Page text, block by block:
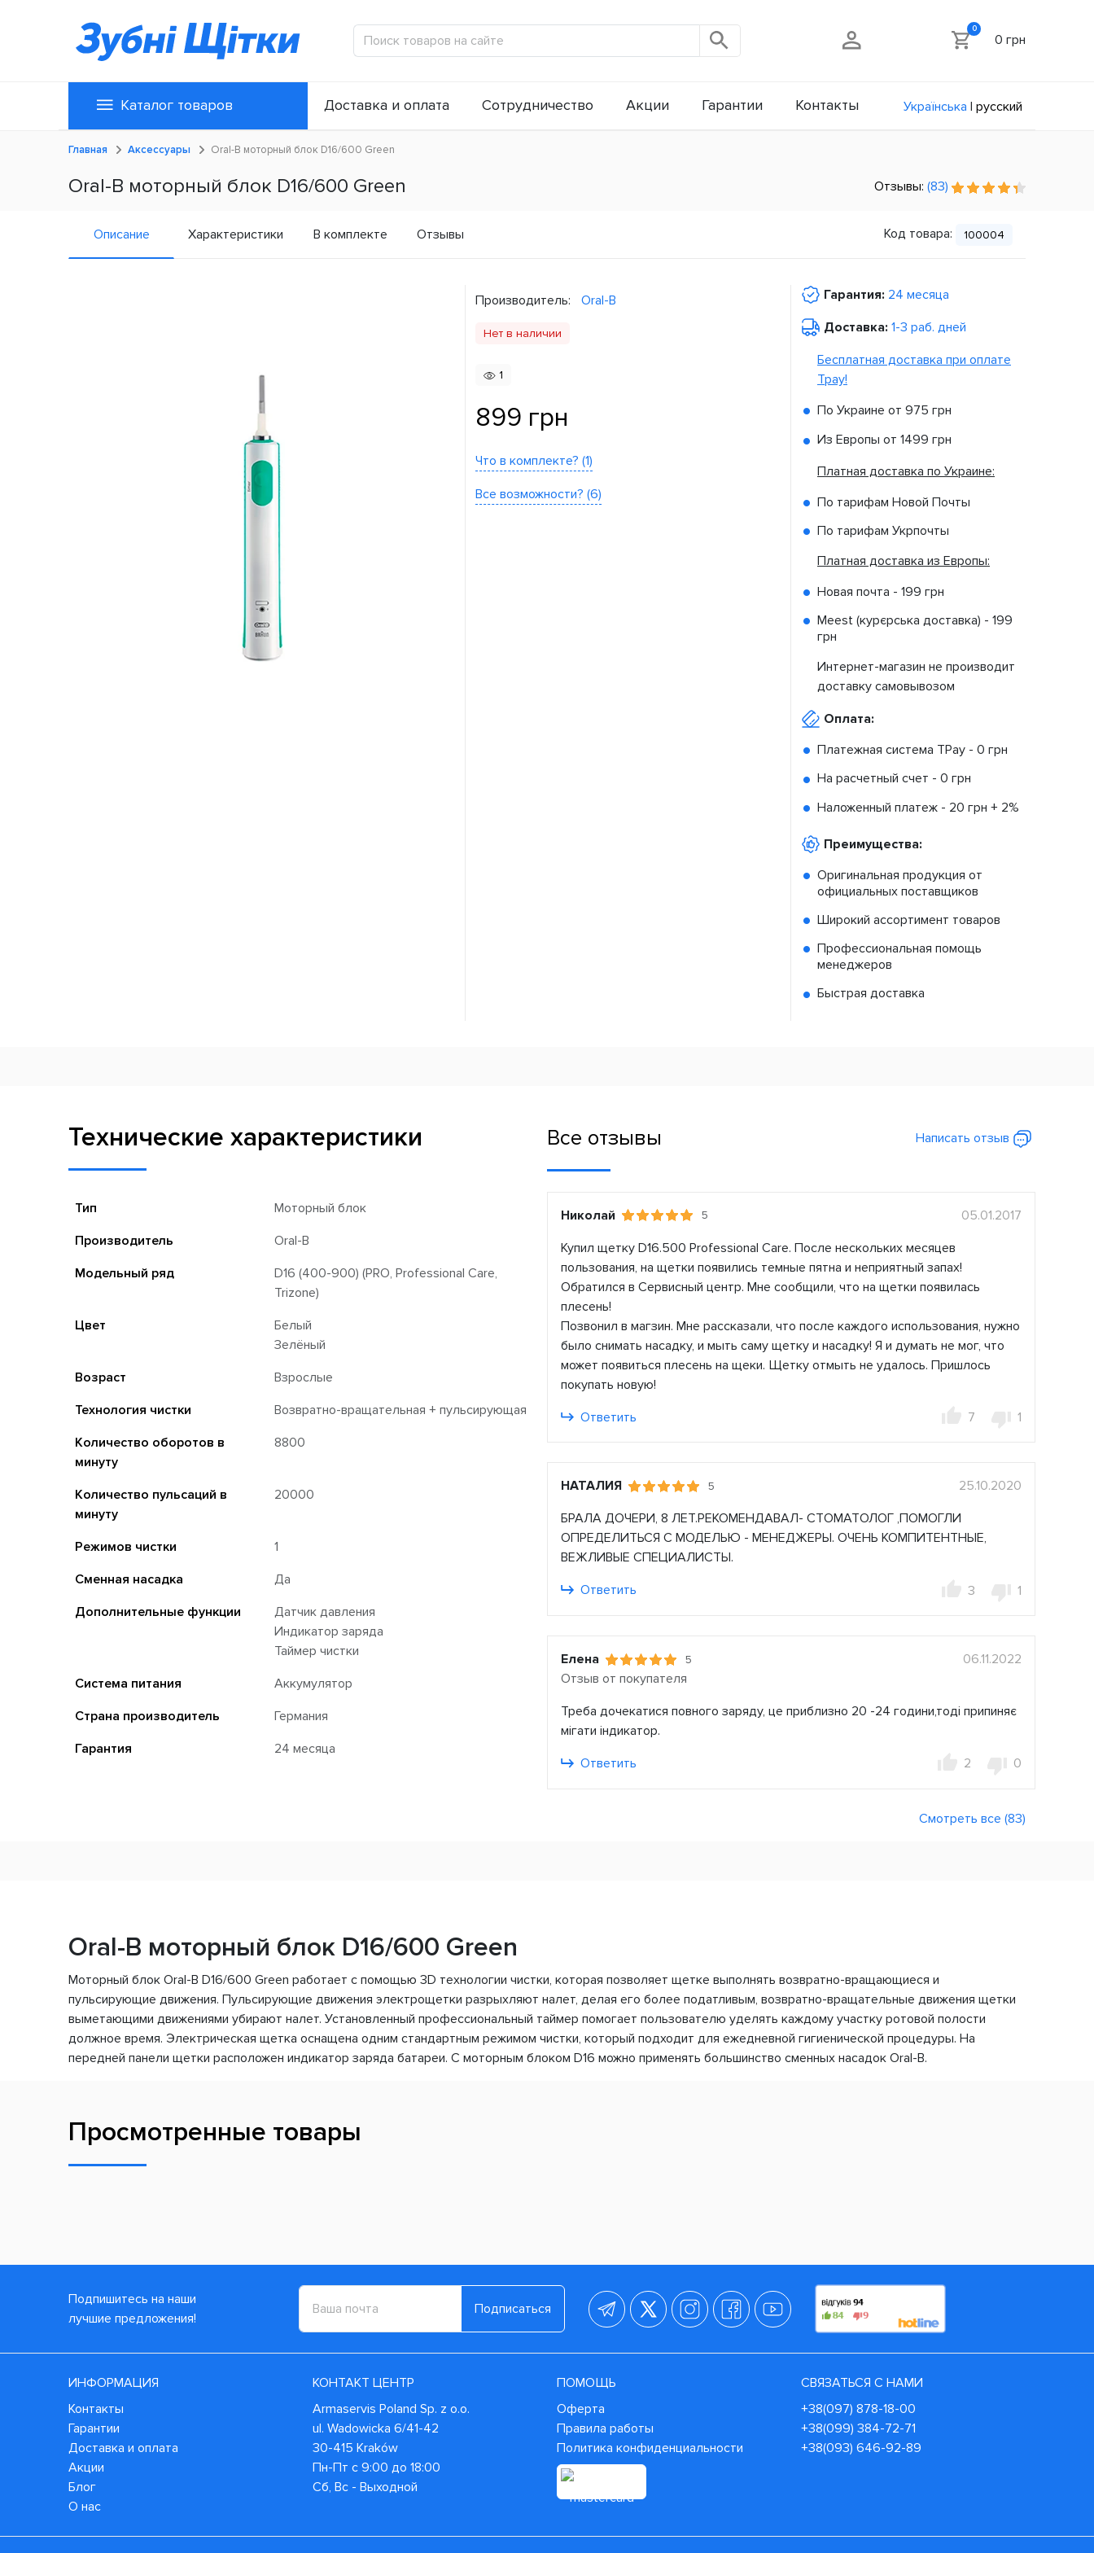
0
0 грн
Каталог товаров Доставка и оплата Сотрудничество Акции Гарантии Контакты Українська | русский
Главная Аксессуары Oral-B моторный блок D16/600 Green
Oral-B моторный блок D16/600 Green Отзывы: (83)
Описание Характеристики В комплекте Отзывы Код товара: 100004
Производитель: Oral-B
Нет в наличии
1
899 грн
Что в комплекте? (1)
Все возможности? (6)
Гарантия: 24 месяца
Доставка: 1-3 раб. дней
Бесплатная доставка при оплате
Tpay!
По Украине от 975 грн
Из Европы от 1499 грн
Платная доставка по Украине:
По тарифам Новой Почты
По тарифам Укрпочты
Платная доставка из Европы:
Новая почта - 199 грн
Meest (курєрська доставка) - 199
грн
Интернет-магазин не производит
доставку самовывозом
Оплата:
Платежная система TPay - 0 грн
На расчетный счет - 0 грн
Наложенный платеж - 20 грн + 2%
Преимущества:
Оригинальная продукция от
официальных поставщиков
Широкий ассортимент товаров
Профессиональная помощь
менеджеров
Быстрая доставка
Технические характеристики
Тип
Моторный блок
Производитель
Oral-B
Модельный ряд
D16 (400-900) (PRO, Professional Care,
Trizone)
Цвет
Белый
Зелёный
Возраст
Взрослые
Технология чистки
Возвратно-вращательная + пульсирующая
Количество оборотов в
минуту
8800
Количество пульсаций в
минуту
20000
Режимов чистки
1
Сменная насадка
Да
Дополнительные функции
Датчик давления
Индикатор заряда
Таймер чистки
Система питания
Аккумулятор
Страна производитель
Германия
Гарантия
24 месяца
Все отзывы Написать отзыв
Николай 5
05.01.2017
Купил щетку D16.500 Professional Care. После нескольких месяцев
пользования, на щетки появились темные пятна и неприятный запах!
Обратился в Сервисный центр. Мне сообщили, что на щетки появилась
плесень!
Позвонил в магзин. Мне рассказали, что после каждого использования, нужно
было снимать насадку, и мыть саму щетку и насадку! Я и думать не мог, что
может появиться плесень на щеки. Щетку отмыть не удалось. Пришлось
покупать новую!
Ответить
7 1
НАТАЛИЯ 5
25.10.2020
БРАЛА ДОЧЕРИ, 8 ЛЕТ.РЕКОМЕНДАВАЛ- СТОМАТОЛОГ ,ПОМОГЛИ
ОПРЕДЕЛИТЬСЯ С МОДЕЛЬЮ - МЕНЕДЖЕРЫ. ОЧЕНЬ КОМПИТЕНТНЫЕ,
ВЕЖЛИВЫЕ СПЕЦИАЛИСТЫ.
Ответить
3 1
Елена 5
Отзыв от покупателя
06.11.2022
Треба дочекатися повного заряду, це приблизно 20 -24 години,тоді припиняє
мігати індикатор.
Ответить
2 0
Смотреть все (83)
Oral-B моторный блок D16/600 Green
Моторный блок Oral-B D16/600 Green работает с помощью 3D технологии чистки, которая позволяет щетке выполнять возвратно-вращающиеся и
пульсирующие движения. Пульсирующие движения электрощетки разрыхляют налет, делая его более податливым, возвратно-вращательные движения щетки
выметающими движениями убирают налет. Установленный профессиональный таймер помогает пользователю уделять каждому участку ротовой полости
должное время. Электрическая щетка оснащена одним стандартным режимом чистки, который подходит для ежедневной гигиенической процедуры. На
передней панели щетки расположен индикатор заряда батареи. С моторным блоком D16 можно применять большинство сменных насадок Oral-B.
Просмотренные товары
Подпишитесь на наши
лучшие предложения!
Подписаться
ИНФОРМАЦИЯ
Контакты
Гарантии
Доставка и оплата
Акции
Блог
О нас
КОНТАКТ ЦЕНТР
Armaservis Poland Sp. z o.o.
ul. Wadowicka 6/41-42
30-415 Kraków
Пн-Пт с 9:00 до 18:00
Сб, Вс - Выходной
ПОМОЩЬ
Оферта
Правила работы
Политика конфиденциальности
СВЯЗАТЬСЯ С НАМИ
+38(097) 878-18-00
+38(099) 384-72-71
+38(093) 646-92-89